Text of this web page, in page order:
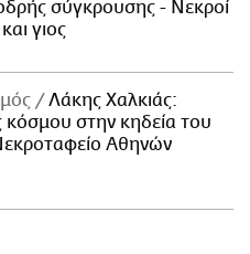
σύγκρουσης - Νεκροί
γιος
Λάκης Χαλκιάς:
κόσμου στην κηδεία του
Αθηνών